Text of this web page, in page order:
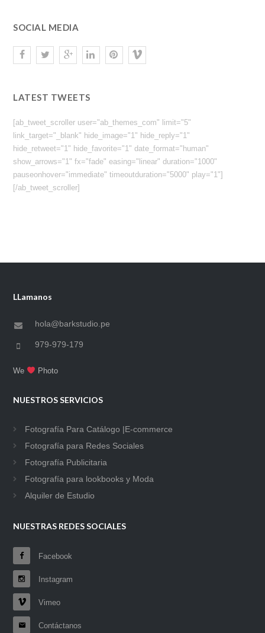
SOCIAL MEDIA
LATEST TWEETS
[ab_tweet_scroller user="ab_themes_com" limit="5"
link_target="_blank" hide_image="1" hide_reply="1"
hide_retweet="1" hide_favorite="1" date_format="human"
show_arrows="1" fx="fade" easing="linear" duration="1000"
pauseonhover="immediate" timeoutduration="5000" play="1"]
[/ab_tweet_scroller]
LLamanos
hola@barkstudio.pe
979-979-179
We Photo
NUESTROS SERVICIOS
Fotografía Para Catálogo |E-commerce
Fotografía para Redes Sociales
Fotografía Publicitaria
Fotografía para lookbooks y Moda
Alquiler de Estudio
NUESTRAS REDES SOCIALES
Facebook
Instagram
Vimeo
Contáctanos